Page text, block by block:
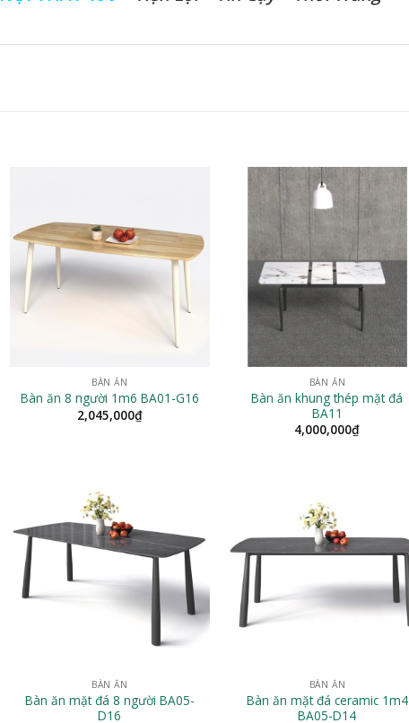
BÀN ĂN
Bàn ăn 8 người 1m6 BA01-G16
2,045,000₫
BÀN ĂN
Bàn ăn khung thép mặt đá
BA11
4,000,000₫
BÀN ĂN
Bàn ăn mặt đá 8 người BA05-
D16
BÀN ĂN
Bàn ăn mặt đá ceramic 1m4
BA05-D14